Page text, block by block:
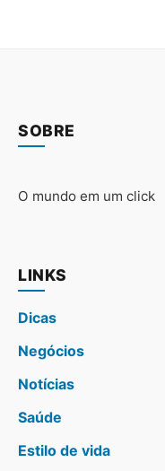
SOBRE
O mundo em um click
LINKS
Dicas
Negócios
Notícias
Saúde
Estilo de vida